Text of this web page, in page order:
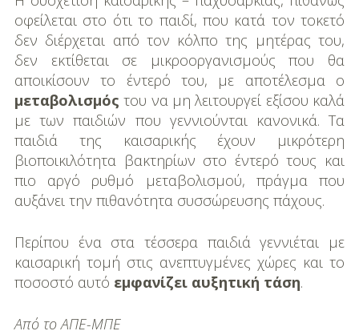
οφείλεται στο ότι το παιδί, που κατά τον τοκετό
δεν διέρχεται από τον κόλπο της μητέρας του,
δεν εκτίθεται σε μικροοργανισμούς που θα
αποικίσουν το έντερό του, με αποτέλεσμα ο
μεταβολισμός του να μη λειτουργεί εξίσου καλά
με των παιδιών που γεννιούνται κανονικά. Τα
παιδιά της καισαρικής έχουν μικρότερη
βιοποικιλότητα βακτηρίων στο έντερό τους και
πιο αργό ρυθμό μεταβολισμού, πράγμα που
αυξάνει την πιθανότητα συσσώρευσης πάχους.
Περίπου ένα στα τέσσερα παιδιά γεννιέται με
καισαρική τομή στις ανεπτυγμένες χώρες και το
ποσοστό αυτό εμφανίζει αυξητική τάση.
Από το ΑΠΕ-ΜΠΕ